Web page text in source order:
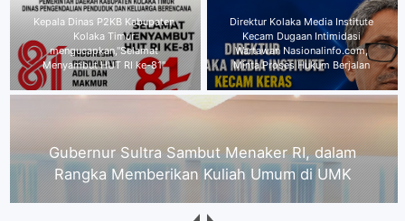
Direktur Kolaka Media Institute
Kecam Dugaan Intimidasi
Wartawan Nasionalinfo.com,
Minta Proses Hukum Berjalan
Gubernur Sultra Sambut Menaker
RI, dalam Rangka Memberikan
Kuliah Umum di UMK
Praktisi Hukum Andri : Jika Ancaman dan
Intimidasi CEO PT JNP Terbukti, Terancam
Penjara 4 Tahun